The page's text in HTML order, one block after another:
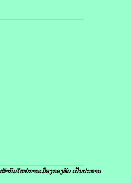
ກົມໃຫຍ່ການເມືອງກອງທັບ ​ເປັນ​ປະທານ